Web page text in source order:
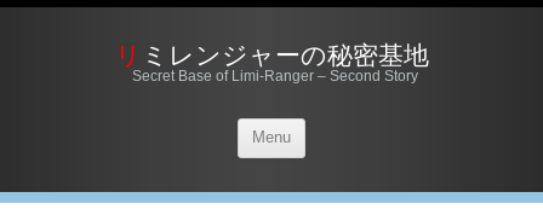
リミレンジャーの秘密基地
Secret Base of Limi-Ranger – Second Story
Menu